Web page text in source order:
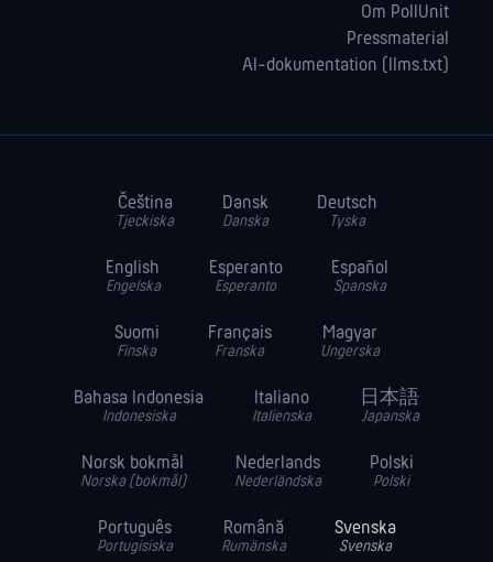
Om PollUnit
Pressmaterial
AI-dokumentation (llms.txt)
Čeština
Tjeckiska
Dansk
Danska
Deutsch
Tyska
English
Engelska
Esperanto
Esperanto
Español
Spanska
Suomi
Finska
Français
Franska
Magyar
Ungerska
Bahasa Indonesia
Indonesiska
Italiano
Italienska
日本語
Japanska
Norsk bokmål
Norska (bokmål)
Nederlands
Nederländska
Polski
Polski
Português
Portugisiska
Română
Rumänska
Svenska
Svenska